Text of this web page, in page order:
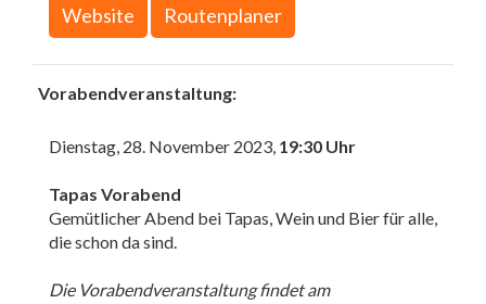
Website Routenplaner
Vorabendveranstaltung:
Dienstag, 28. November 2023, 19:30 Uhr
Tapas Vorabend
Gemütlicher Abend bei Tapas, Wein und Bier für alle,
die schon da sind.
Die Vorabendveranstaltung findet am